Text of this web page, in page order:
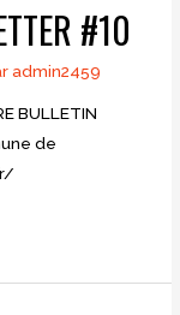
#10
admin2459
BULLETIN
de